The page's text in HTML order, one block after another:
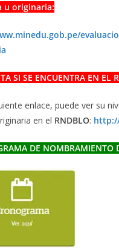
u originaria:
SI SE ENCUENTRA EN EL
enlace, puede ver su
en el RNDBLO:
DE NOMBRAMIENTO